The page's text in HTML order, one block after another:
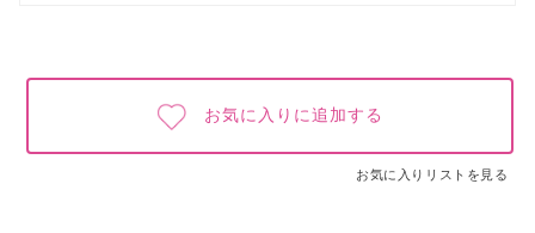
お気に入りに追加する
お気に入りリストを見る